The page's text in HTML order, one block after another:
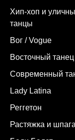
Хип-хоп и
танцы
Вог / Vogue
Восточный танец
Современный
Lady Latina
Реггетон
Растяжка и